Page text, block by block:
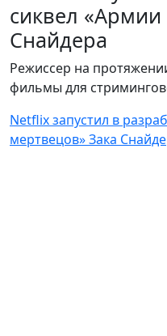
сиквел
Снайдера
Режиссер на
фильмы для
Netflix запустил в
мертвецов» Зака